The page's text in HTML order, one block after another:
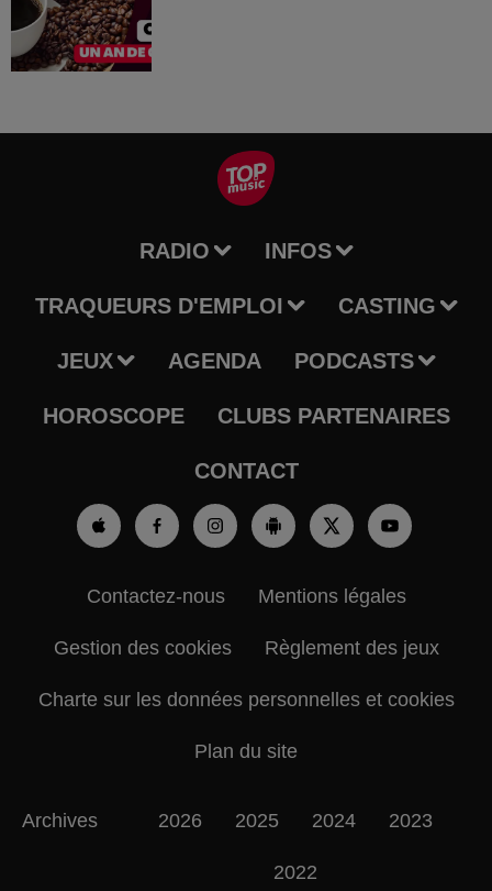
RADIO INFOS
TRAQUEURS D'EMPLOI CASTING
JEUX AGENDA PODCASTS
HOROSCOPE CLUBS PARTENAIRES
CONTACT
Contactez-nous Mentions légales
Gestion des cookies Règlement des jeux
Charte sur les données personnelles et cookies
Plan du site
Archives 2026 2025 2024 2023
2022